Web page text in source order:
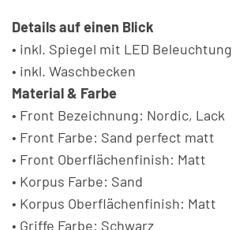
Details auf einen Blick
• inkl. Spiegel mit LED Beleuchtung
• inkl. Waschbecken
Material & Farbe
• Front Bezeichnung: Nordic, Lack
• Front Farbe: Sand perfect matt
• Front Oberflächenfinish: Matt
• Korpus Farbe: Sand
• Korpus Oberflächenfinish: Matt
• Griffe Farbe: Schwarz